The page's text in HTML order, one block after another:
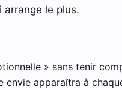
le plus.
» sans tenir
envie apparaîtra à